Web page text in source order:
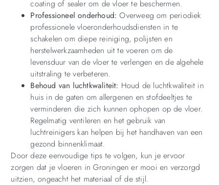
coating of sealer om de vloer te beschermen.
Professioneel onderhoud: Overweeg om periodiek
professionele vloeronderhoudsdiensten in te
schakelen om diepe reiniging, polijsten en
herstelwerkzaamheden uit te voeren om de
levensduur van de vloer te verlengen en de algehele
uitstraling te verbeteren.
Behoud van luchtkwaliteit: Houd de luchtkwaliteit in
huis in de gaten om allergenen en stofdeeltjes te
verminderen die zich kunnen ophopen op de vloer.
Regelmatig ventileren en het gebruik van
luchtreinigers kan helpen bij het handhaven van een
gezond binnenklimaat.
Door deze eenvoudige tips te volgen, kun je ervoor
zorgen dat je vloeren in Groningen er mooi en verzorgd
uitzien, ongeacht het materiaal of de stijl.